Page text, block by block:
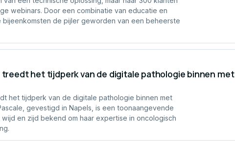
webinars. Door een combinatie van educatie en
bijeenkomsten de pijler geworden van een beheerste
treedt het tijdperk van de digitale pathologie binnen met
het tijdperk van de digitale pathologie binnen met
gevestigd in Napels, is een toonaangevende
wijd en zijd bekend om haar expertise in oncologisch